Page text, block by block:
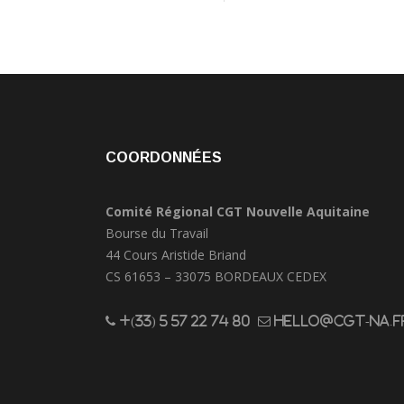
COORDONNÉES
Comité Régional CGT Nouvelle Aquitaine
Bourse du Travail
44 Cours Aristide Briand
CS 61653 – 33075 BORDEAUX CEDEX
+(33) 5 57 22 74 80 hello@cgt-